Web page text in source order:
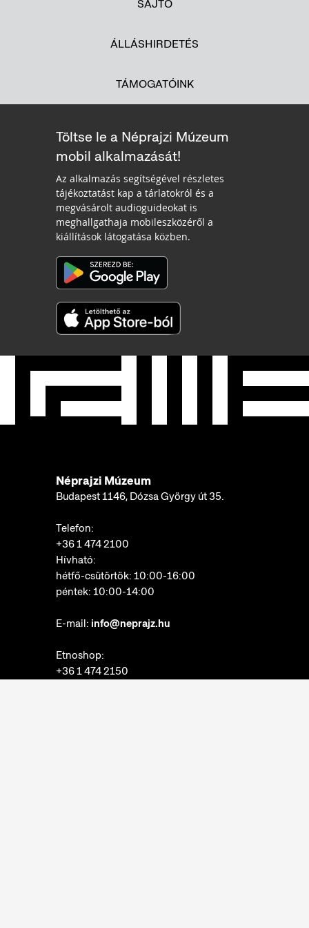
SAJTÓ
ÁLLÁSHIRDETÉS
TÁMOGATÓINK
Töltse le a Néprajzi Múzeum
mobil alkalmazását!
Az alkalmazás segítségével részletes
tájékoztatást kap a tárlatokról és a
megvásárolt audioguideokat is
meghallgathaja mobileszközéről a
kiállítások látogatása közben.
Néprajzi Múzeum
Budapest 1146, Dózsa György út 35.
Telefon:
+36 1 474 2100
Hívható:
hétfő-csütörtök: 10:00-16:00
péntek: 10:00-14:00
E-mail: info@neprajz.hu
Etnoshop:
+36 1 474 2150